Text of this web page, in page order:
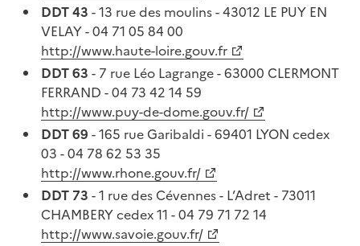
DDT 43 - 13 rue des moulins - 43012 LE PUY EN
VELAY - 04 71 05 84 00
http://www.haute-loire.gouv.fr
DDT 63 - 7 rue Léo Lagrange - 63000 CLERMONT
FERRAND - 04 73 42 14 59
http://www.puy-de-dome.gouv.fr/
DDT 69 - 165 rue Garibaldi - 69401 LYON cedex
03 - 04 78 62 53 35
http://www.rhone.gouv.fr/
DDT 73 - 1 rue des Cévennes - L’Adret - 73011
CHAMBERY cedex 11 - 04 79 71 72 14
http://www.savoie.gouv.fr/